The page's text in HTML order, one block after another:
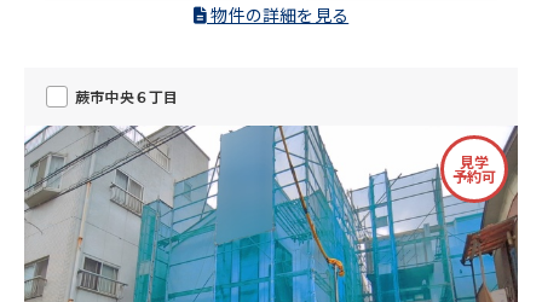
物件の詳細を見る
蕨市中央６丁目
見学
予約可